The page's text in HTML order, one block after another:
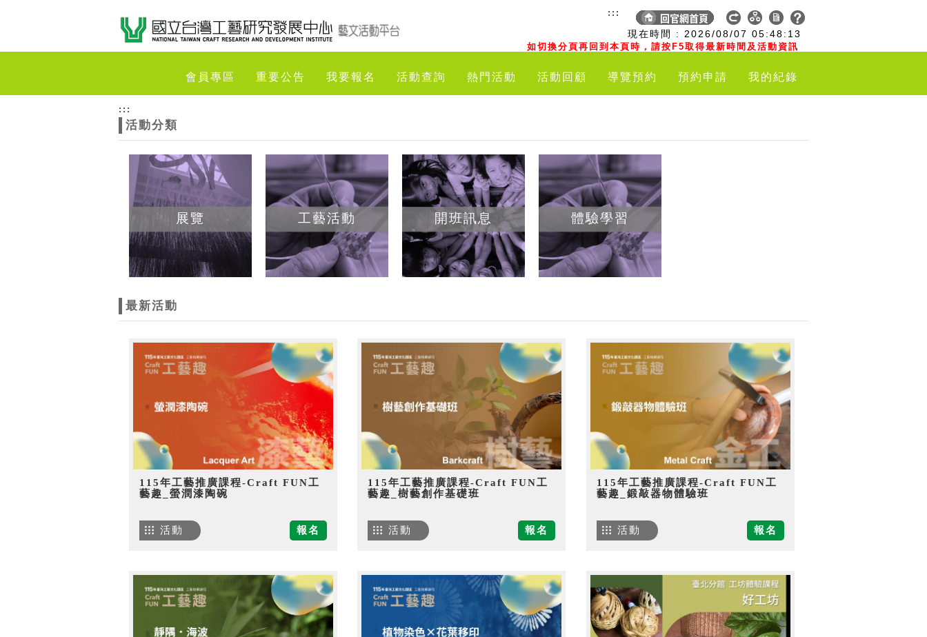
現在時間 : 2026/08/07 05:48:14
如切換分頁再回到本頁時，請按F5取得最新時間及活動資訊
:::
會員專區 重要公告 我要報名 活動查詢 熱門活動 活動回顧 導覽預約 預約申請 我的紀錄
:::
活動分類
展覽 工藝活動 開班訊息 體驗學習
最新活動
115年工藝推廣課程-Craft FUN工
藝趣_螢潤漆陶碗
報名
活動
115年工藝推廣課程-Craft FUN工
藝趣_樹藝創作基礎班
報名
活動
115年工藝推廣課程-Craft FUN工
藝趣_鍛敲器物體驗班
報名
活動